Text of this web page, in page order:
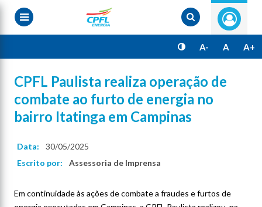
Pular
para
A- A A+
CPFL Paulista realiza operação de
combate ao furto de energia no
bairro Itatinga em Campinas
Data:
30/05/2025
Escrito por:
Assessoria de Imprensa
Em continuidade às ações de combate a fraudes e furtos de